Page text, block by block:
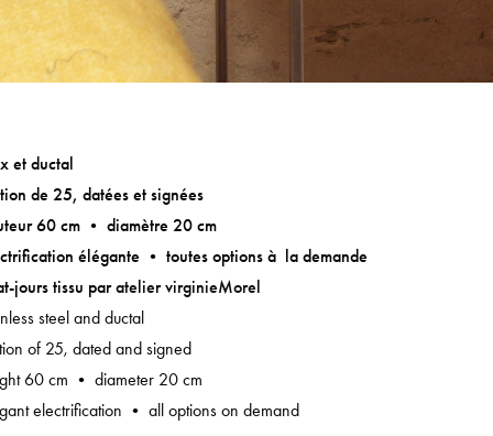
et ductal
de 25, datées et signées
60 cm • diamètre 20 cm
élégante • toutes options à la demande
jours tissu paratelier virginieMorel
steel and ductal
of 25, dated and signed
60 cm • diameter 20 cm
electrification • all options on demand